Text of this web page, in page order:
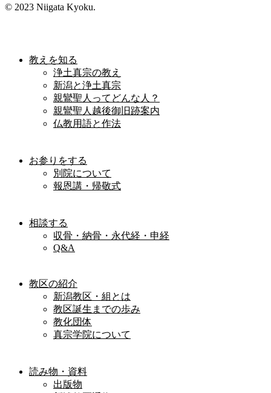
© 2023 Niigata Kyoku.
教えを知る
浄土真宗の教え
新潟と浄土真宗
親鸞聖人ってどんな人？
親鸞聖人越後御旧跡案内
仏教用語と作法
お参りをする
別院について
報恩講・帰敬式
相談する
収骨・納骨・永代経・申経
Q&A
教区の紹介
新潟教区・組とは
教区誕生までの歩み
教化団体
真宗学院について
読み物・資料
出版物